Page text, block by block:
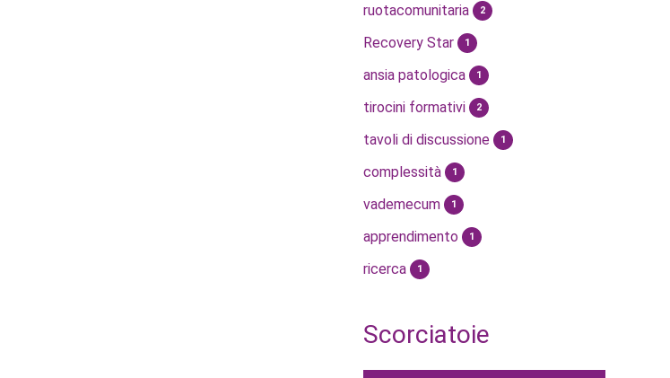
ruotacomunitaria 2
Recovery Star 1
ansia patologica 1
tirocini formativi 2
tavoli di discussione 1
complessità 1
vademecum 1
apprendimento 1
ricerca 1
Scorciatoie